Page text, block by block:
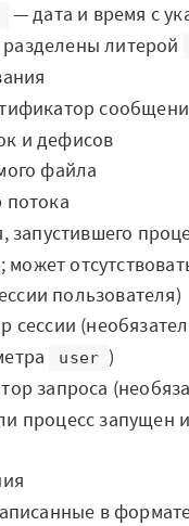
— дата и время с
литерой
и дефисов
файла
запустившего
пользователя)
сессии
user )
запроса
процесс запущен
в